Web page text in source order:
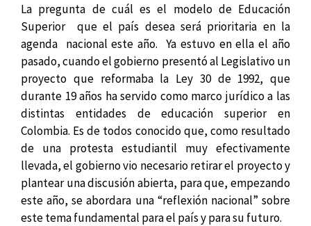
La pregunta de cuál es el modelo de Educación
Superior que el país desea será prioritaria en la
agenda nacional este año. Ya estuvo en ella el año
pasado, cuando el gobierno presentó al Legislativo un
proyecto que reformaba la Ley 30 de 1992, que
durante 19 años ha servido como marco jurídico a las
distintas entidades de educación superior en
Colombia. Es de todos conocido que, como resultado
de una protesta estudiantil muy efectivamente
llevada, el gobierno vio necesario retirar el proyecto y
plantear una discusión abierta, para que, empezando
este año, se abordara una “reflexión nacional” sobre
este tema fundamental para el país y para su futuro.